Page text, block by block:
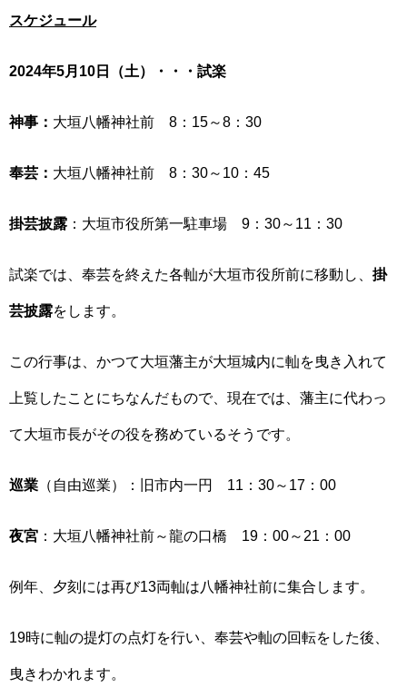
スケジュール
2024年5月10日（土）・・・試楽
神事： 大垣八幡神社前 8：15～8：30
奉芸： 大垣八幡神社前 8：30～10：45
掛芸披露 ：大垣市役所第一駐車場 9：30～11：30
試楽では、奉芸を終えた各軕が大垣市役所前に移動し、 掛
芸披露をします。
この行事は、かつて大垣藩主が大垣城内に軕を曳き入れて
上覧したことにちなんだもので、現在では、藩主に代わっ
て大垣市長がその役を務めているそうです。
巡業 （自由巡業）：旧市内一円 11：30～17：00
夜宮 ：大垣八幡神社前～龍の口橋 19：00～21：00
例年、夕刻には再び13両軕は八幡神社前に集合します。
19時に軕の提灯の点灯を行い、奉芸や軕の回転をした後、
曳きわかれます。